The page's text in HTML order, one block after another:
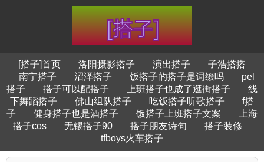
[搭子]首页 洛阳摄影搭子 演出搭子
子浩搭搭
南宁搭子
沼泽搭子 饭搭子的搭子是词缀吗
pel
搭子
搭子可以配搭子 上班搭子也成了逛街搭子
线
下舞蹈搭子
佛山组队搭子 吃饭搭子听歌搭子
f搭
子
健身搭子也是酒搭子 饭搭子上班搭子文案
上海
搭子cos
无锡搭子90 搭子朋友诗句
搭子装修
tfboys火车搭子